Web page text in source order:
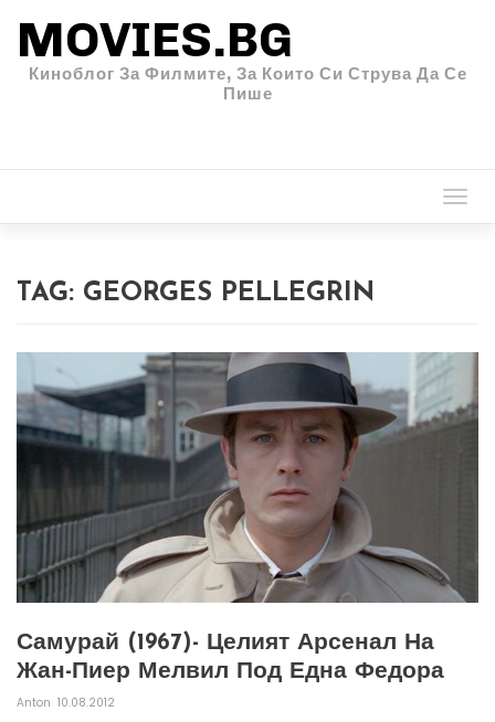
MOVIES.BG
Киноблог За Филмите, За Които Си Струва Да Се
Пише
TAG: GEORGES PELLEGRIN
Самурай (1967)- Целият Арсенал На
Жан-Пиер Мелвил Под Една Федора
Anton 10.08.2012